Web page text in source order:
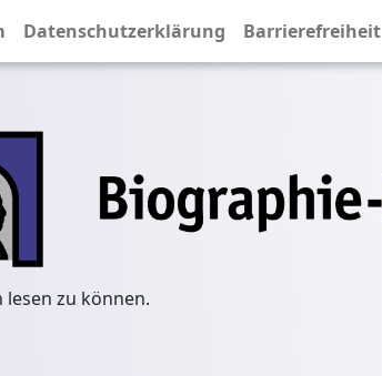
Datenschutzerklärung Barrierefreiheit
lesen zu können.